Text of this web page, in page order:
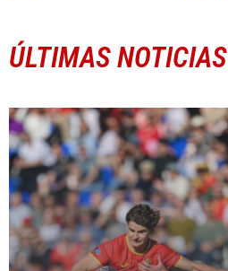
ÚLTIMAS NOTICIAS